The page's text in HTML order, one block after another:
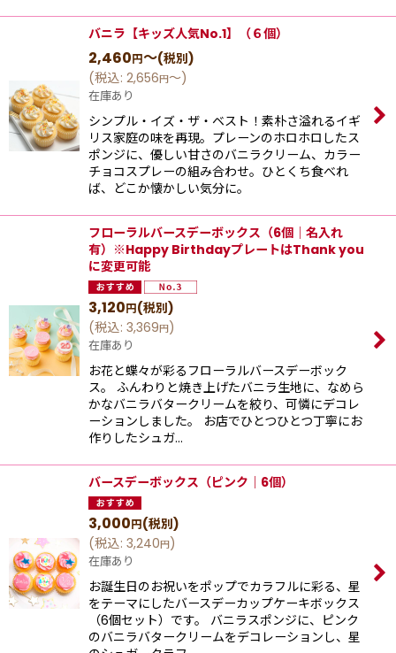
バニラ【キッズ人気No.1】（６個）
2,460円～(税別)
(税込: 2,656円～)
在庫あり
シンプル‧イズ‧ザ‧ベスト！素朴さ溢れるイギ
リス家庭の味を再現。プレーンのホロホロしたス
ポンジに、優しい⽢さのバニラクリーム、カラー
チョコスプレーの組み合わせ。ひとくち⾷べれ
ば、どこか懐かしい気分に。
フローラルバースデーボックス（6個｜名入れ
有）※Happy BirthdayプレートはThank you
に変更可能
3,120円(税別)
(税込: 3,369円)
在庫あり
お花と蝶々が彩るフローラルバースデーボック
ス。 ふんわりと焼き上げたバニラ生地に、なめら
かなバニラバタークリームを絞り、可憐にデコレ
ーションしました。 お店でひとつひとつ丁寧にお
作りしたシュガ…
バースデーボックス（ピンク｜6個）
3,000円(税別)
(税込: 3,240円)
在庫あり
お誕生日のお祝いをポップでカラフルに彩る、星
をテーマにしたバースデーカップケーキボックス
（6個セット）です。 バニラスポンジに、ピンク
のバニラバタークリームをデコレーションし、星